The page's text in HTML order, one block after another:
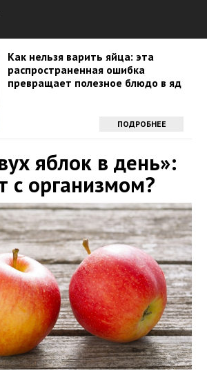
Как нельзя варить яйца: эта
распространенная ошибка
превращает полезное блюдо в яд
ПОДРОБНЕЕ
яблок в день»:
с организмом?